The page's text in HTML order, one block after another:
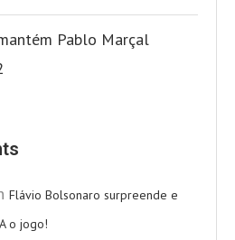
Pablo Marçal
Flávio Bolsonaro surpreende e
o jogo!